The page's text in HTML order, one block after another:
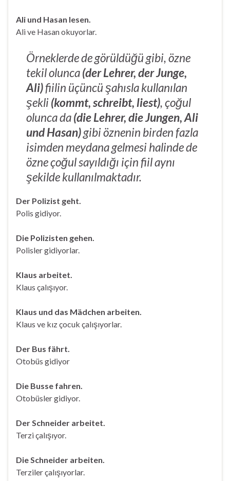
Ali und Hasan lesen.
Ali ve Hasan okuyorlar.
Örneklerde de görüldüğü gibi, özne
tekil olunca(der Lehrer, der Junge,
Ali)fiilin üçüncü şahısla kullanılan
şekli(kommt, schreibt, liest), çoğul
olunca da(die Lehrer, die Jungen, Ali
und Hasan)gibi öznenin birden fazla
isimden meydana gelmesi halinde de
özne çoğul sayıldığı için fiil aynı
şekilde kullanılmaktadır.
Der Polizist geht.
Polis gidiyor.
Die Polizisten gehen.
Polisler gidiyorlar.
Klaus arbeitet.
Klaus çalışıyor.
Klaus und das Mädchen arbeiten.
Klaus ve kız çocuk çalışıyorlar.
Der Bus fährt.
Otobüs gidiyor
Die Busse fahren.
Otobüsler gidiyor.
Der Schneider arbeitet.
Terzi çalışıyor.
Die Schneider arbeiten.
Terziler çalışıyorlar.